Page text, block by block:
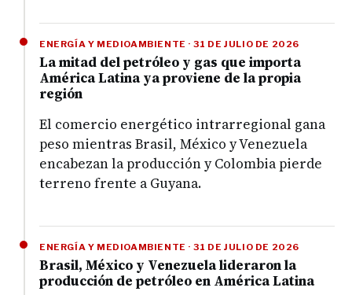
ENERGÍA Y MEDIOAMBIENTE · 31 DE JULIO DE 2026
La mitad del petróleo y gas que importa
América Latina ya proviene de la propia
región
El comercio energético intrarregional gana
peso mientras Brasil, México y Venezuela
encabezan la producción y Colombia pierde
terreno frente a Guyana.
ENERGÍA Y MEDIOAMBIENTE · 31 DE JULIO DE 2026
Brasil, México y Venezuela lideraron la
producción de petróleo en América Latina